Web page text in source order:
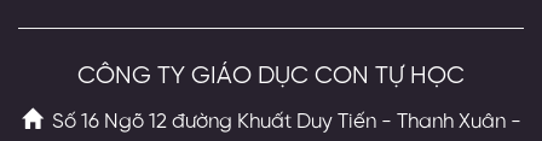
CÔNG TY GIÁO DỤC CON TỰ HỌC
Số 16 Ngõ 12 đường Khuất Duy Tiến - Thanh Xuân -